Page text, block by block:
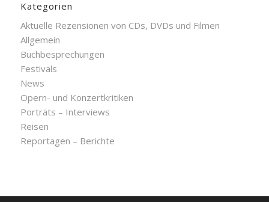
Kategorien
Aktuelle Rezensionen von CDs, DVDs und Filmen
Allgemein
Buchbesprechungen
Festivals
News
Opern- und Konzertkritiken
Porträts – Interviews
Reisen
Reportagen – Berichte